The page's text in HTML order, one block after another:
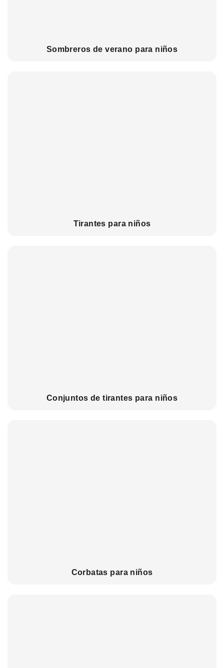
Sombreros de verano para niños
Tirantes para niños
Conjuntos de tirantes para niños
Corbatas para niños